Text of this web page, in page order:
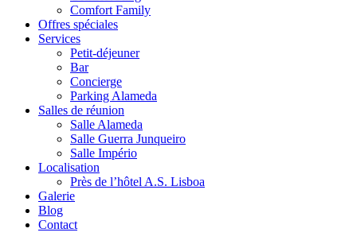
Comfort Family
Offres spéciales
Services
Petit-déjeuner
Bar
Concierge
Parking Alameda
Salles de réunion
Salle Alameda
Salle Guerra Junqueiro
Salle Império
Localisation
Près de l’hôtel A.S. Lisboa
Galerie
Blog
Contact